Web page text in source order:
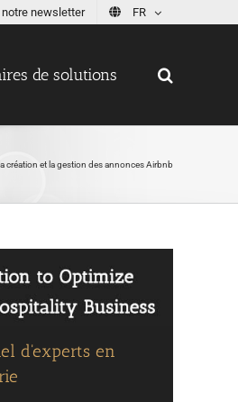
newsletter FR
de solutions
création et la gestion des annonces Airbnb
d'experts en